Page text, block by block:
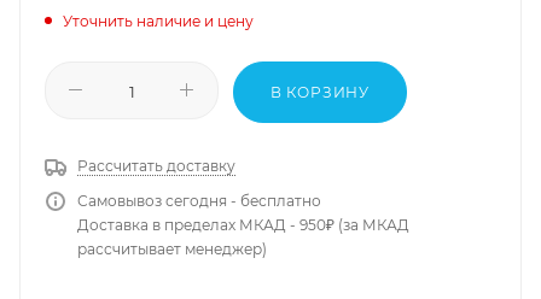
Уточнить наличие и цену
В КОРЗИНУ
Рассчитать доставку
Самовывоз сегодня - бесплатно
Доставка в пределах МКАД - 950₽ (за МКАД
рассчитывает менеджер)